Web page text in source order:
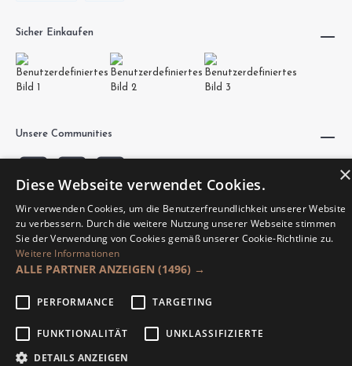
Unsere Communities
Sicher Einkaufen
Made by Hajus AG.
×
Diese Webseite verwendet Cookies.
Wir verwenden Cookies, um die Benutzerfreundlichkeit unserer Website
zu verbessern. Durch die weitere Nutzung unserer Webseite stimmen
Sie der Verwendung von Cookies gemäß unserer Cookie-Richtlinie zu.
Weitere Informationen
ALLE PARTNER ANZEIGEN (1496) →
PERFORMANCE TARGETING
FUNKTIONALITÄT
UNKLASSIFIZIERTE
DETAILS ANZEIGEN